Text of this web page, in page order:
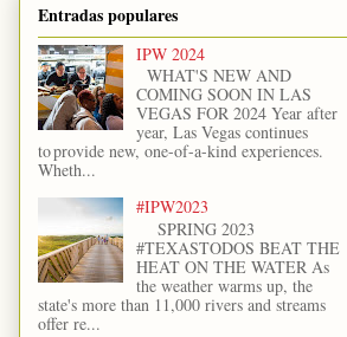
Entradas populares
IPW 2024
WHAT'S NEW AND
COMING SOON IN LAS
VEGAS FOR 2024 Year after
year, Las Vegas continues
to provide new, one-of-a-kind experiences.
Wheth...
#IPW2023
SPRING 2023
#TEXASTODOS BEAT THE
HEAT ON THE WATER As
the weather warms up, the
state's more than 11,000 rivers and streams
offer re...